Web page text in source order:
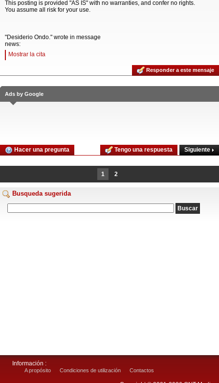
This posting is provided "AS IS" with no warranties, and confer no rights.
You assume all risk for your use.
"Desiderio Ondo." wrote in message
news:
Mostrar la cita
Responder a este mensaje
Ads by Google
Hacer una pregunta Siguiente
Tengo una respuesta
1 2
Busqueda sugerida
Información :
A propósito Condiciones de utilización Contactos